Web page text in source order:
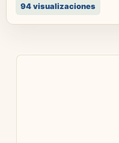
94 visualizaciones